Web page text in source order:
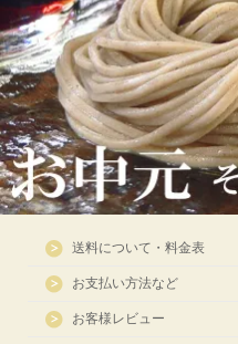
送料について・料金表
お支払い方法など
お客様レビュー